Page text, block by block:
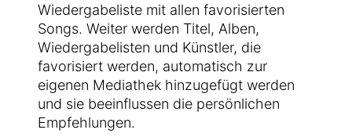
Wiedergabeliste mit allen favorisierten
Songs. Weiter werden Titel, Alben,
Wiedergabelisten und Künstler, die
favorisiert werden, automatisch zur
eigenen Mediathek hinzugefügt werden
und sie beeinflussen die persönlichen
Empfehlungen.